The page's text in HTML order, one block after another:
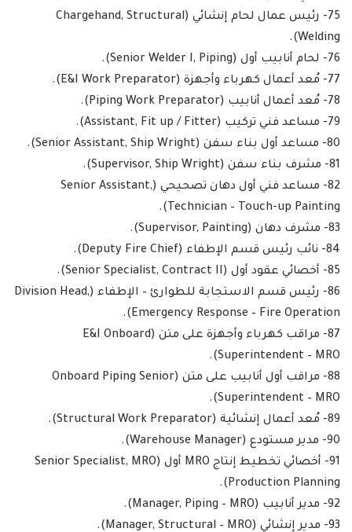
75- رئيس عمال لحام إنشائي (Chargehand, Structural
Welding).
76- لحام أنابيب أول (Senior Welder I, Piping).
77- مُعد أعمال كهرباء وأجهزة (E&I Work Preparator).
78- مُعد أعمال أنابيب (Piping Work Preparator).
79- مساعد فني تركيب (Assistant, Fit up / Fitter).
80- مساعد أول بناء سفن (Senior Assistant, Ship Wright).
81- مشرف بناء سفن (Supervisor, Ship Wright).
82- مساعد فني أول دهان تصحيحي (Senior Assistant,
Technician – Touch-up Painting).
83- مشرف دهان (Supervisor, Painting).
84- نائب رئيس قسم الإطفاء (Deputy Fire Chief).
85- أخصائي عقود أول (Senior Specialist, Contract II).
86- رئيس قسم الاستجابة للطوارئ – الإطفاء (Division Head,
Emergency Response – Fire Operation).
87- مراقب كهرباء وأجهزة على متن (E&I Onboard
Superintendent – MRO).
88- مراقب أول أنابيب على متن (Onboard Piping Senior
Superintendent – MRO).
89- مُعد أعمال إنشائية (Structural Work Preparator).
90- مدير مستودع (Warehouse Manager).
91- أخصائي تخطيط إنتاج MRO أول (Senior Specialist, MRO
Production Planning).
92- مدير أنابيب (Manager, Piping – MRO).
93- مدير إنشائي (Manager, Structural – MRO).